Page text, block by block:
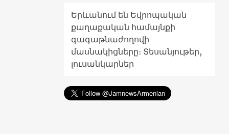
Երևանում են Եվրոպական
քաղաքական համայնքի
գագաթնաժողովի
մասնակիցները։ Տեսանյութեր,
լուսանկարներ